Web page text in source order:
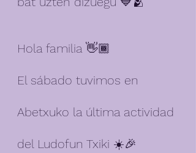
Hola familia 👋🏾
El sábado tuvimos en
Abetxuko la última actividad
del Ludofun Txiki ☀️🎉